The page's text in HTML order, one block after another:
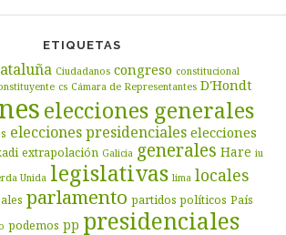
ETIQUETAS
Ciudadanos congreso constitucional
cs Cámara de Representantes D'Hondt
elecciones generales
elecciones presidenciales elecciones
extrapolación Galicia generales Hare iu
Unida legislativas lima locales
parlamento partidos políticos País
podemos pp presidenciales